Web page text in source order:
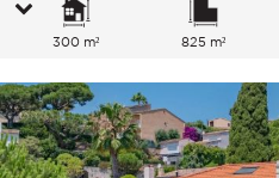
300 m² 825 m²